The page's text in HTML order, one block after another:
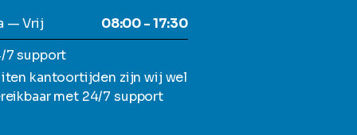
— Vrij
08:00 - 17:30
7 support
kantoortijden zijn wij wel
met 24/7 support